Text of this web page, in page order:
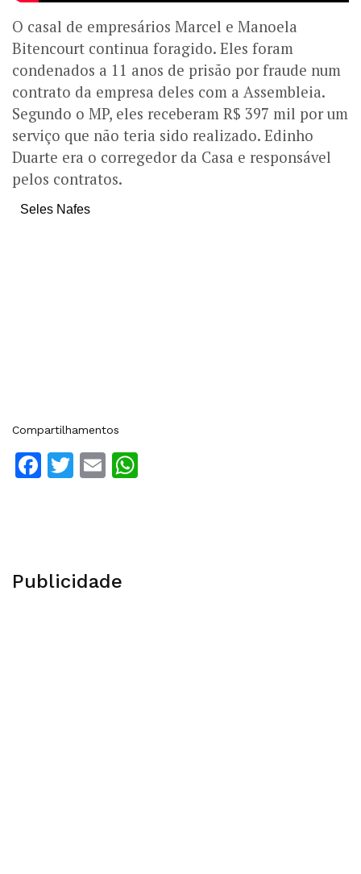
O casal de empresários Marcel e Manoela
Bitencourt continua foragido. Eles foram
condenados a 11 anos de prisão por fraude num
contrato da empresa deles com a Assembleia.
Segundo o MP, eles receberam R$ 397 mil por um
serviço que não teria sido realizado. Edinho
Duarte era o corregedor da Casa e responsável
pelos contratos.
Seles Nafes
Compartilhamentos
Facebook
Twitter
Email
Publicidade